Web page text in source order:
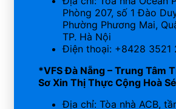
Phòng 207, số 1 Đào
Phường Phương Mai,
TP. Hà Nội
Điện thoại: +8428 3521
*VFS Đà Nẵng – Trung Tâm
Sơ Xin Thị Thực Cộng Hoà
Địa chỉ: Tòa nhà ACB,